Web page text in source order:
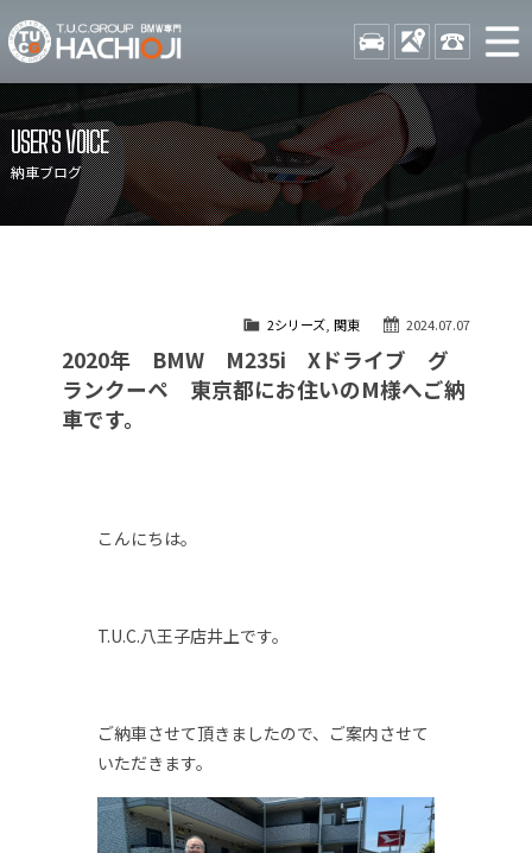
TUCグループ BMW専門 八
STOCK ACCESS 042-
ニュース
在庫リスト
目玉車両一覧
店舗紹介
保証＆サービス
アクセスマップ
自動車保険
TUCとは？
リクルート
納車blog
USER'S VOICE
納車ブログ
2024.07.07
2シリーズ, 関東
2020年 BMW M235i Xドライブ グ
ランクーペ 東京都にお住いのM様へご納
車です。
こんにちは。
T.U.C.八王子店井上です。
ご納車させて頂きましたので、ご案内させて
いただきます。